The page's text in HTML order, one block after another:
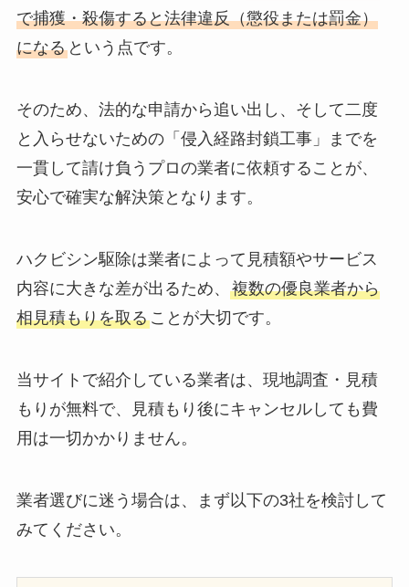
で捕獲・殺傷すると法律違反（懲役または罰金）
になるという点です。
そのため、法的な申請から追い出し、そして二度
と入らせないための「侵入経路封鎖工事」までを
一貫して請け負うプロの業者に依頼することが、
安心で確実な解決策となります。
ハクビシン駆除は業者によって見積額やサービス
内容に大きな差が出るため、 複数の優良業者から
相見積もりを取ることが大切です。
当サイトで紹介している業者は、現地調査・見積
もりが無料で、見積もり後にキャンセルしても費
用は一切かかりません。
業者選びに迷う場合は、まず以下の3社を検討して
みてください。